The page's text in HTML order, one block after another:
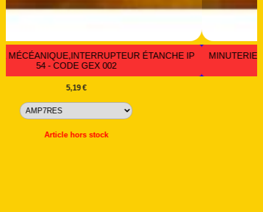
ÉTANCHE IP
MINUTERIE